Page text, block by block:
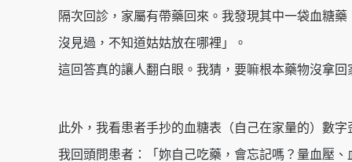
隔次回診，家屬有帶藥回來。我發現其中一袋血糖
沒見過，不知道姑姑放在哪裡」。
這回答真的讓人翻白眼。我猜，要嘛根本藥物沒拿
此外，我看患者手抄的血糖表（自己在家量的）數
我回頭問患者：「妳自己吃藥，會忘記嗎？量血壓、